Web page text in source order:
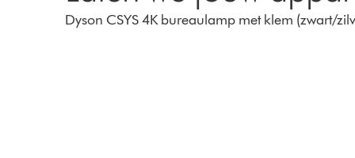
Dyson CSYS 4K bureaulamp met klem (zwart/